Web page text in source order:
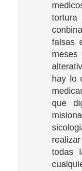
falsas
hay lo
que
todas